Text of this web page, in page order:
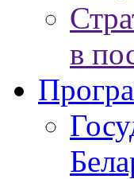
в